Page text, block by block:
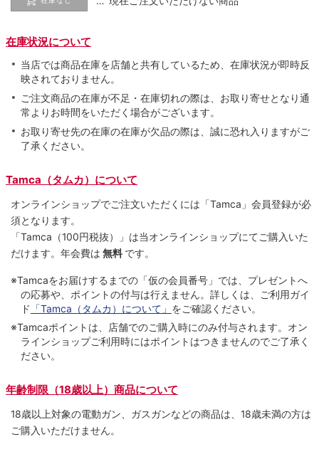
在庫状況について
当店では商品在庫を店舗と共有しているため、在庫状況が即時反
映されておりません。
ご注文商品の在庫が不足・在庫切れの際は、お取り寄せとなり通
常よりお時間をいただく場合がございます。
お取り寄せ先の在庫の在庫が欠品の際は、誠に恐れ入りますがご
了承ください。
Tamca（タムカ）について
オンラインショップでご注⽂いただくには「Tamca」会員登録が必
須となります。
「Tamca （100円税抜）
」は当オンラインショップにてご購⼊いた
だけます。 年会費は 無料 です。
※Tamcaをお届けするまでの「仮の会員番号」では、プレゼントへ
の応募や、ポイントの付与は⾏えません。詳しくは、ご利⽤ガイ
ド 「Tamca（タムカ）について」 をご確認ください。
※Tamcaポイントは、店舗でのご購⼊時にのみ付与されます。オン
ラインショップご利用時にはポイントはつきませんのでご了承く
ださい。
年齢制限（18歳以上）商品について
18歳以上対象の電動ガン、ガスガンなどの商品は、18歳未満の方は
ご購入いただけません。